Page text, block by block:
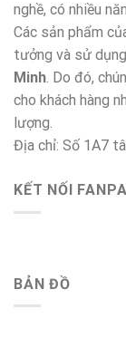
nghề, có nhiều
Các sản phẩm
tưởng và sử
Minh. Do đó,
cho khách hàng
lượng.
Địa chỉ: Số 1A7
KẾT NỐI
BẢN ĐỒ